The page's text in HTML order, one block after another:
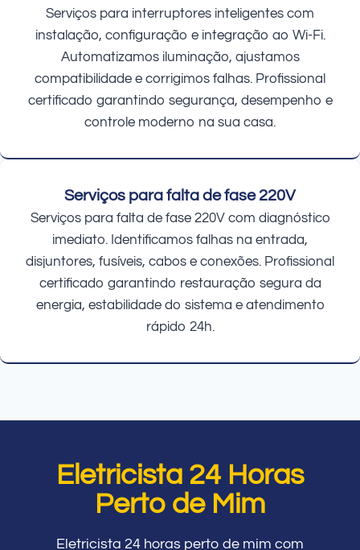
Serviços para interruptores inteligentes com
instalação, configuração e integração ao Wi-Fi.
Automatizamos iluminação, ajustamos
compatibilidade e corrigimos falhas. Profissional
certificado garantindo segurança, desempenho e
controle moderno na sua casa.
Serviços para falta de fase 220V
Serviços para falta de fase 220V com diagnóstico
imediato. Identificamos falhas na entrada,
disjuntores, fusíveis, cabos e conexões. Profissional
certificado garantindo restauração segura da
energia, estabilidade do sistema e atendimento
rápido 24h.
Eletricista 24 Horas
Perto de Mim
Eletricista 24 horas perto de mim com